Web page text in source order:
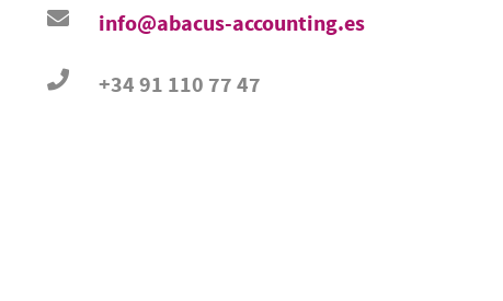
info@abacus-accounting.es
+34 91 110 77 47